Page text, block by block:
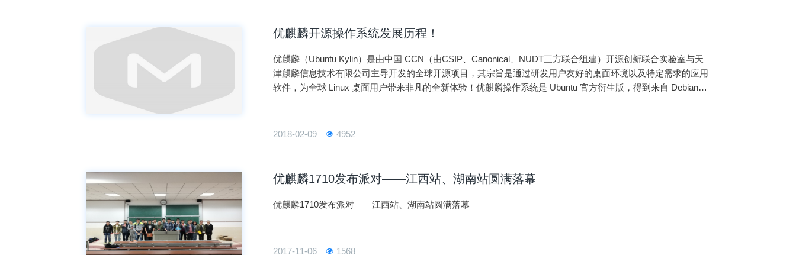
优麒麟开源操作系统发展历程！
优麒麟（Ubuntu Kylin）是由中国 CCN（由CSIP、Canonical、NUDT三方联合组建）开源创新联合实验室与天
津麒麟信息技术有限公司主导开发的全球开源项目，其宗旨是通过研发用户友好的桌面环境以及特定需求的应用
软件，为全球 Linux 桌面用户带来非凡的全新体验！优麒麟操作系统是 Ubuntu 官方衍生版，得到来自 Debian、
2018-02-09 4952
优麒麟1710发布派对——江西站、湖南站圆满落幕
优麒麟1710发布派对——江西站、湖南站圆满落幕
2017-11-06 1568